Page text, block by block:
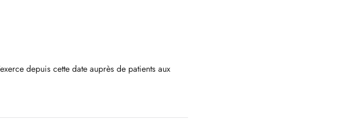
depuis cette date auprès de patients aux
du sportif, sur les épaules et le